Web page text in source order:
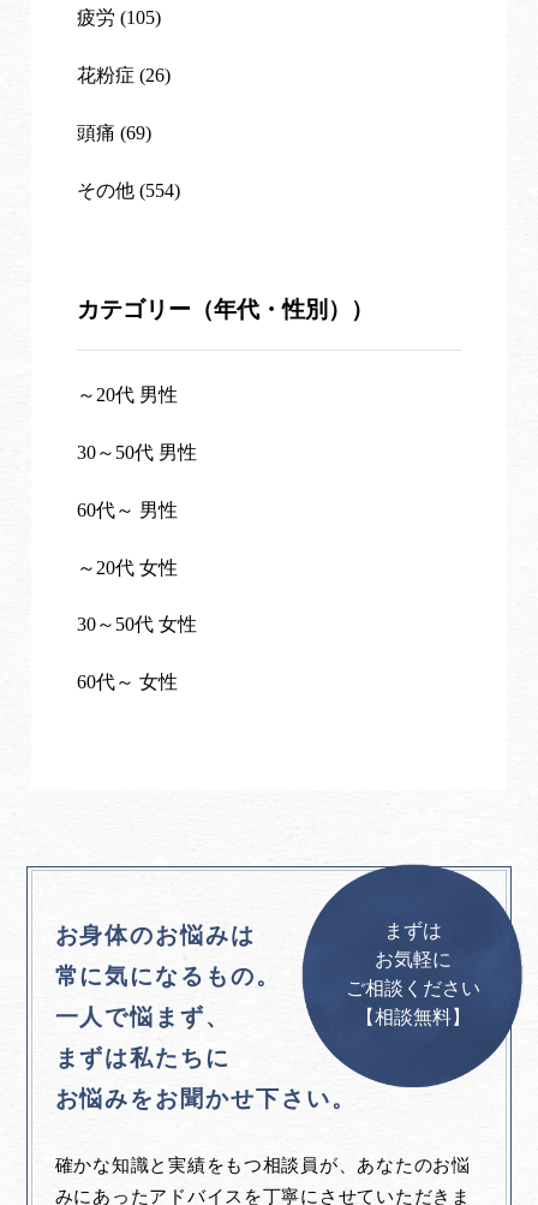
疲労 (105)
花粉症 (26)
頭痛 (69)
その他 (554)
カテゴリー（年代・性別））
～20代 男性
30～50代 男性
60代～ 男性
～20代 女性
30～50代 女性
60代～ 女性
お身体のお悩みは
常に気になるもの。
一人で悩まず、
まずは私たちに
お悩みをお聞かせ下さい。
確かな知識と実績をもつ相談員が、あなたのお悩
みにあったアドバイスを丁寧にさせていただきま
まずは
お気軽に
ご相談ください
【相談無料】